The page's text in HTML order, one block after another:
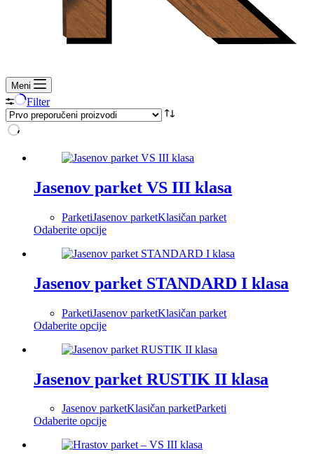
Meni
Filter
Jasenov parket VS III klasa
ParketiJasenov parketKlasičan parket
Odaberite opcijeОвај
има
варијанти.
Опције
бити
изабране
страници
Jasenov parket STANDARD I klasa
ParketiJasenov parketKlasičan parket
Odaberite opcijeОвај
има
варијанти.
Опције
бити
изабране
страници
Jasenov parket RUSTIK II klasa
Jasenov parketKlasičan parketParketi
Odaberite opcijeОвај
има